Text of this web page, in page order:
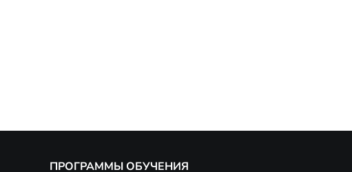
ПРОГРАММЫ ОБУЧЕНИЯ